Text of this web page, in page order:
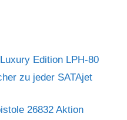
Edition LPH-80
zu jeder SATAjet
26832 Aktion